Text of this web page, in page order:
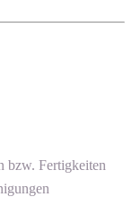
bzw. Fertigkeiten